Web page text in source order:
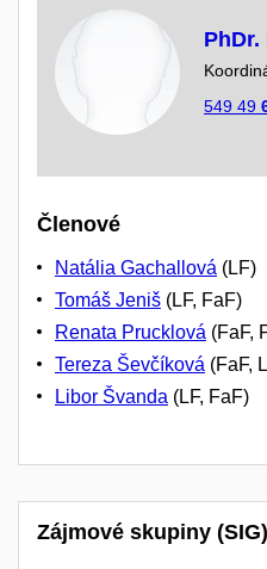
549 49
Členové
Natália Gachallová (LF)
Tomáš Jeniš (LF, FaF)
Renata Prucklová (FaF,
Tereza Ševčíková (FaF,
Libor Švanda (LF, FaF)
Zájmové skupiny